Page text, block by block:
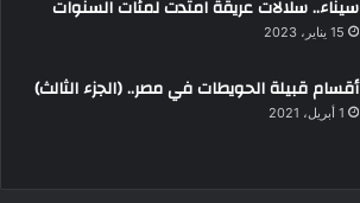
سيناء.. سلالات عريقة امتدت لمئات السنوات
15 يناير، 2023
أقسام قبيلة الحويطات في مصر.. (الجزء الثالث)
1 أبريل، 2021